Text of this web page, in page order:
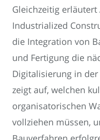
Gleichzeitig erläutert
Industrialized
die Integration von
und Fertigung die
Digitalisierung in
zeigt auf, welchen
organisatorischen
vollziehen müssen,